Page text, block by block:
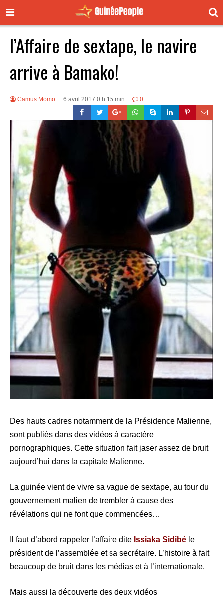
l’Affaire de sextape, le navire
arrive à Bamako!
Camus Momo 6 avril 2017 0 h 15 min 0
Des hauts cadres notamment de la Présidence Malienne,
sont publiés dans des vidéos à caractère
pornographiques. Cette situation fait jaser assez de bruit
aujourd’hui dans la capitale Malienne.
La guinée vient de vivre sa vague de sextape, au tour du
gouvernement malien de trembler à cause des
révélations qui ne font que commencées…
Il faut d’abord rappeler l’affaire dite Issiaka Sidibé le
président de l’assemblée et sa secrétaire. L’histoire à fait
beaucoup de bruit dans les médias et à l’internationale.
Mais aussi la découverte des deux vidéos